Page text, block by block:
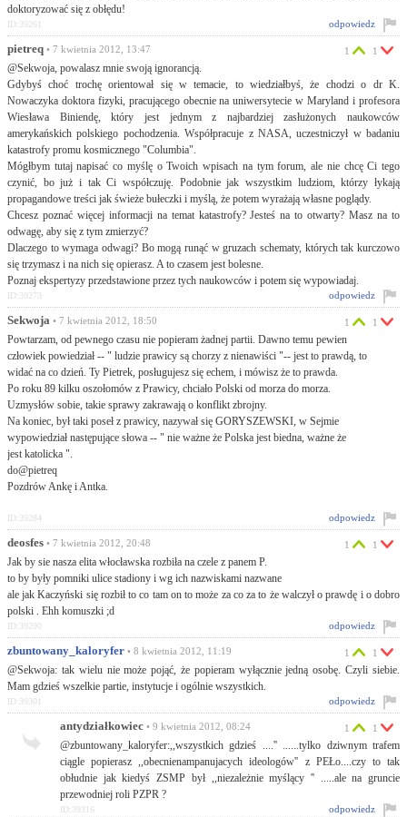
doktoryzować się z obłędu!
odpowiedz
ID:39261
pietreq • 7 kwietnia 2012, 13:47
@Sekwoja, powalasz mnie swoją ignorancją.
Gdybyś choć trochę orientował się w temacie, to wiedziałbyś, że chodzi o dr K.
Nowaczyka doktora fizyki, pracującego obecnie na uniwersytecie w Maryland i profesora
Wiesława Biniendę, który jest jednym z najbardziej zasłużonych naukowców
amerykańskich polskiego pochodzenia. Współpracuje z NASA, uczestniczył w badaniu
katastrofy promu kosmicznego "Columbia".
Mógłbym tutaj napisać co myślę o Twoich wpisach na tym forum, ale nie chcę Ci tego
czynić, bo już i tak Ci współczuję. Podobnie jak wszystkim ludziom, którzy łykają
propagandowe treści jak świeże bułeczki i myślą, że potem wyrażają własne poglądy.
Chcesz poznać więcej informacji na temat katastrofy? Jesteś na to otwarty? Masz na to
odwagę, aby się z tym zmierzyć?
Dlaczego to wymaga odwagi? Bo mogą runąć w gruzach schematy, których tak kurczowo
się trzymasz i na nich się opierasz. A to czasem jest bolesne.
Poznaj ekspertyzy przedstawione przez tych naukowców i potem się wypowiadaj.
1 1
odpowiedz
ID:39273
Sekwoja • 7 kwietnia 2012, 18:50
Powtarzam, od pewnego czasu nie popieram żadnej partii. Dawno temu pewien
człowiek powiedział -- " ludzie prawicy są chorzy z nienawiści "-- jest to prawdą, to
widać na co dzień. Ty Pietrek, posługujesz się echem, i mówisz że to prawda.
Po roku 89 kilku oszołomów z Prawicy, chciało Polski od morza do morza.
Uzmysłów sobie, takie sprawy zakrawają o konflikt zbrojny.
Na koniec, był taki poseł z prawicy, nazywał się GORYSZEWSKI, w Sejmie
wypowiedział następujące słowa -- " nie ważne że Polska jest biedna, ważne że
jest katolicka ".
do@pietreq
Pozdrów Ankę i Antka.
1 1
odpowiedz
ID:39284
deosfes • 7 kwietnia 2012, 20:48
Jak by sie nasza elita włocławska rozbiła na czele z panem P.
to by były pomniki ulice stadiony i wg ich nazwiskami nazwane
ale jak Kaczyński się rozbił to co tam on to może za co za to że walczył o prawdę i o dobro
polski . Ehh komuszki ;d
1 1
odpowiedz
ID:39290
zbuntowany_kaloryfer • 8 kwietnia 2012, 11:19
@Sekwoja: tak wielu nie może pojąć, że popieram wyłącznie jedną osobę. Czyli siebie.
Mam gdzieś wszelkie partie, instytucje i ogólnie wszystkich.
1 1
odpowiedz
ID:39301
antydziałkowiec • 9 kwietnia 2012, 08:24
@zbuntowany_kaloryfer:,,wszystkich gdzieś ....'' ......tylko dziwnym trafem
ciągle popierasz ,,obecnienampanujacych ideologów'' z PEŁo....czy to tak
obłudnie jak kiedyś ZSMP był ,,niezależnie myślący '' .....ale na gruncie
przewodniej roli PZPR ?
1 1
odpowiedz
ID:39316